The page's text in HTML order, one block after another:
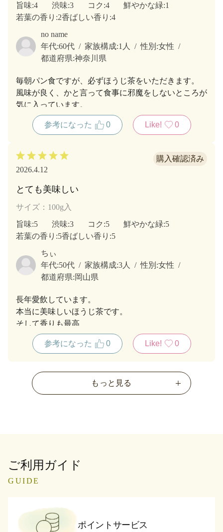
旨味:4 渋味:3 コク :4 鮮やかな緑:1
若葉の香り :2香ばしい香り :4
no name
年代:60代 家族構成:1人 性別:女性
都道府県:神奈川県
毎朝パン食ですが、必ずほうじ茶をいただきます。
風味が良く、かと言って食事に邪魔をしないところが
気に入っています。
参考になった 0 Like! 0
2026.4.12
とても美味しい
サイズ：100g入
旨味:5 渋味:3 コク :5 鮮やかな緑:5
若葉の香り :5香ばしい香り :5
ちぃ
年代:50代 家族構成:3人 性別:女性
都道府県:岡山県
長年愛飲しています。
本当に美味しいほうじ茶です。
そして香りも最高
あつあつでも冷茶にしても美味しいです。
参考になった
0 Like! 0
もっと見る
ご利用ガイド
GUIDE
ポイントサービス